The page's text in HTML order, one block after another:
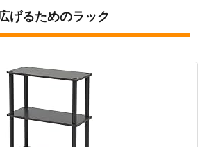
げるためのラック